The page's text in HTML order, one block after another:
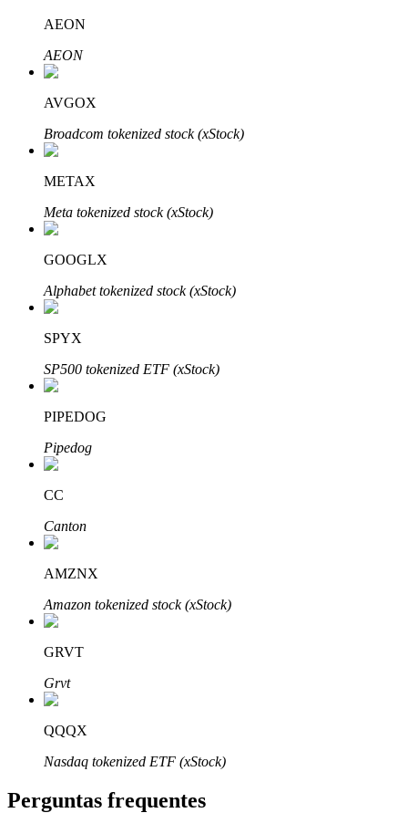
Investimento Automático
Aprenda a apostar
Aprenda como ganhar renda passiva
Bitrue
AI
Parceiros Bitrue
Afiliados Bitrue
Até 65% de comissões!
AEON
AEON
AVGOX
Broadcom tokenized stock (xStock)
METAX
Meta tokenized stock (xStock)
GOOGLX
Alphabet tokenized stock (xStock)
SPYX
SP500 tokenized ETF (xStock)
PIPEDOG
Pipedog
CC
Canton
AMZNX
Amazon tokenized stock (xStock)
GRVT
Grvt
QQQX
Nasdaq tokenized ETF (xStock)
Perguntas frequentes